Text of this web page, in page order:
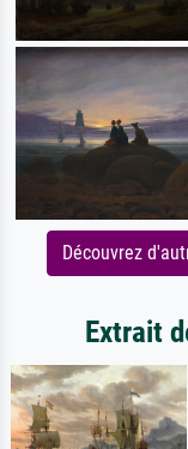
Découvrez
Extrait